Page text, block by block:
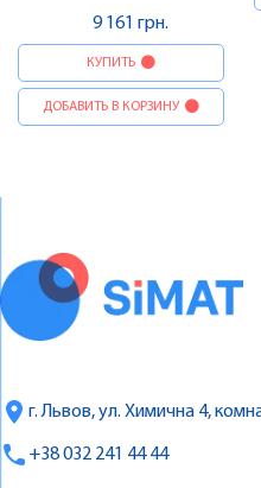
9 161 грн.
КУПИТЬ
ДОБАВИТЬ В КОРЗИНУ
г. Львов, ул. Химична 4,
+38 032 241 44 44